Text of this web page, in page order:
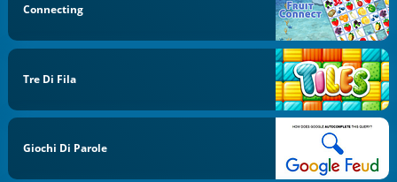
Connecting
Tre Di Fila
Giochi Di Parole